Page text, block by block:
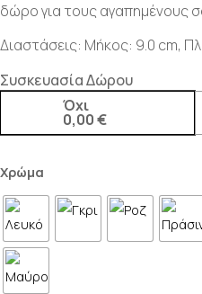
δώρο για τους αγαπημένους
Διαστάσεις: Μήκος: 9.0 cm,
Συσκευασία Δώρου
Όχι
0,00 €
Χρώμα